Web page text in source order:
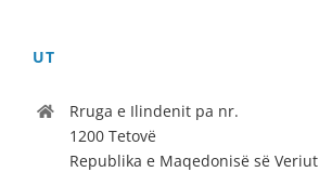
UT
Rruga e Ilindenit pa nr.
1200 Tetovë
Republika e Maqedonisë së Veriut